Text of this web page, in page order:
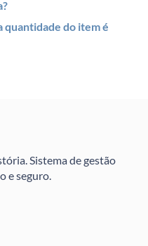
quantidade do item é
Sistema de gestão
e seguro.